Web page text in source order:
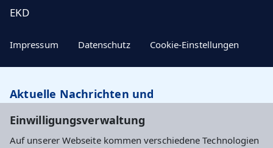
Einwilligungsverwaltung
Auf unserer Webseite kommen verschiedene Technologien
EKD
Impressum Datenschutz Cookie-Einstellungen
Aktuelle Nachrichten und
Newsletter abonnieren